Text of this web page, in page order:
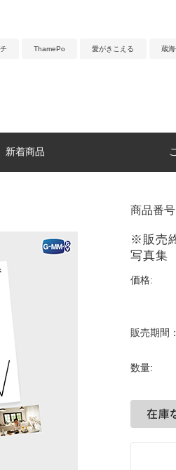
ThamePo 愛がきこえる 蔵
新着商品
商品番
※販売
写真集
価格:
販売期間：
数量: